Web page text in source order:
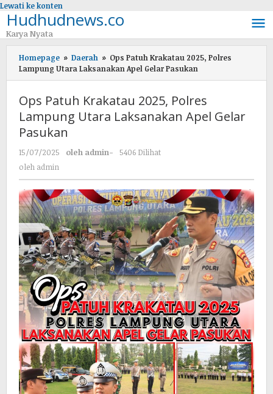
Lewati ke konten
Hudhudnews.co
Karya Nyata
Homepage » Daerah » Ops Patuh Krakatau 2025, Polres
Lampung Utara Laksanakan Apel Gelar Pasukan
Ops Patuh Krakatau 2025, Polres
Lampung Utara Laksanakan Apel Gelar
Pasukan
15/07/2025 oleh admin-
5406 Dilihat
oleh admin